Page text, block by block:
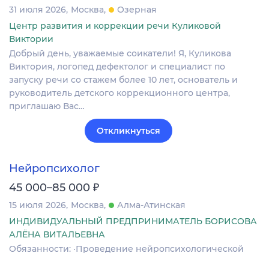
31 июля 2026 Москва
Озерная
Центр развития и коррекции речи Куликовой
Виктории
Добрый день, уважаемые соикатели! Я, Куликова
Виктория, логопед дефектолог и специалист по
запуску речи со стажем более 10 лет, основатель и
руководитель детского коррекционного центра,
приглашаю Вас…
Откликнуться
Нейропсихолог
45 000–85 000 ₽
15 июля 2026 Москва
Алма-Атинская
ИНДИВИДУАЛЬНЫЙ ПРЕДПРИНИМАТЕЛЬ БОРИСОВА
АЛЁНА ВИТАЛЬЕВНА
Обязанности: ·Проведение нейропсихологической